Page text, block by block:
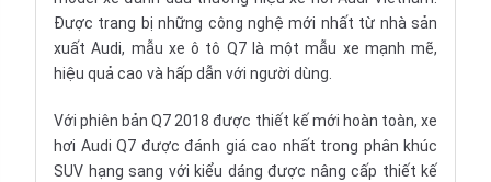
Được trang bị những công nghệ mới nhất từ nhà sản
xuất Audi, mẫu xe ô tô Q7 là một mẫu xe mạnh mẽ,
hiệu quả cao và hấp dẫn với người dùng.
Với phiên bản Q7 2018 được thiết kế mới hoàn toàn, xe
hơi Audi Q7 được đánh giá cao nhất trong phân khúc
SUV hạng sang với kiểu dáng được nâng cấp thiết kế